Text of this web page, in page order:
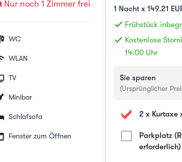
Nur noch 1 Zimmer frei
WC
WLAN
TV
Minibar
Schlafsofa
Fenster zum Öffnen
1 Nacht x 149.21
done Frühstück
done Kostenlose
14:00 Uhr
Sie sparen
(Ursprünglicher
2 x Kurtaxe
Parkplatz